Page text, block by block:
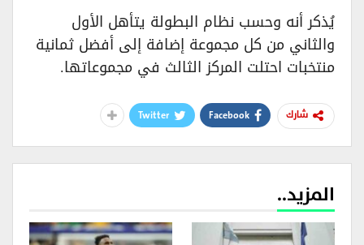
يُذكر أنه وحسب نظام البطولة يتأهل الأول
والثاني من كل مجموعة إضافة إلى أفضل ثمانية
منتخبات احتلت المركز الثالث في مجموعاتها.
شارك Facebook
Twitter
المزيد..